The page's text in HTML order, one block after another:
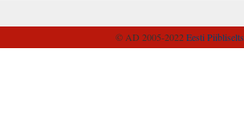
© AD 2005-2022Eesti Piibliselts